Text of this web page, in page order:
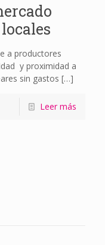
a productores
y proximidad a
sin gastos […]
Leer más